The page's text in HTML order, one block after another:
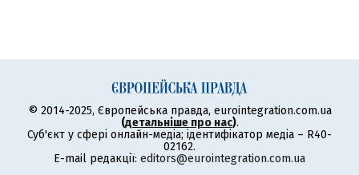
© 2014-2025, Європейська правда, eurointegration.com.ua
(детальніше про нас).
Суб'єкт у сфері онлайн-медіа; ідентифікатор медіа – R40-
02162.
E-mail редакції: editors@eurointegration.com.ua